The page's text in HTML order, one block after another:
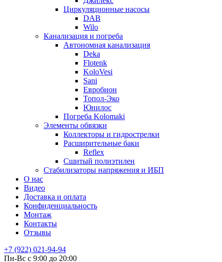
Циркуляционные насосы
DAB
Wilo
Канализация и погреба
Автономная канализация
Deka
Flotenk
KoloVesi
Sani
Евробион
Топол-Эко
Юнилос
Погреба Kolomaki
Элементы обвязки
Коллекторы и гидрострелки
Расширительные баки
Reflex
Сшитый полиэтилен
Стабилизаторы напряжения и ИБП
О нас
Видео
Доставка и оплата
Конфиденциальность
Монтаж
Контакты
Отзывы
+7 (922) 021-94-94
Пн-Вс с 9:00 до 20:00